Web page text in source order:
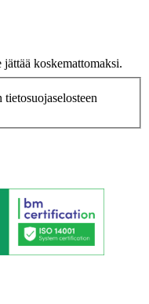
koskemattomaksi.